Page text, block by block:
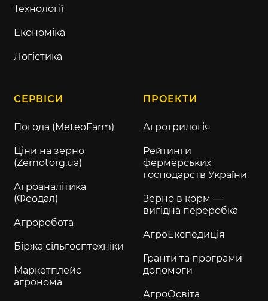
Технології
Економіка
Логістика
СЕРВІСИ
Погода (MeteoFarm)
Ціни на зерно
(Zernotorg.ua)
Агроаналітика
(Феодал)
Агроробота
Біржа сільгосптехніки
Маркетплейс
агронома
ПРОЕКТИ
Агротрилогія
Рейтинги
фермерських
господарств України
Зерно в корм —
вигідна переробка
АгроЕкспедиція
Гранти та програми
допомоги
АгроОсвіта